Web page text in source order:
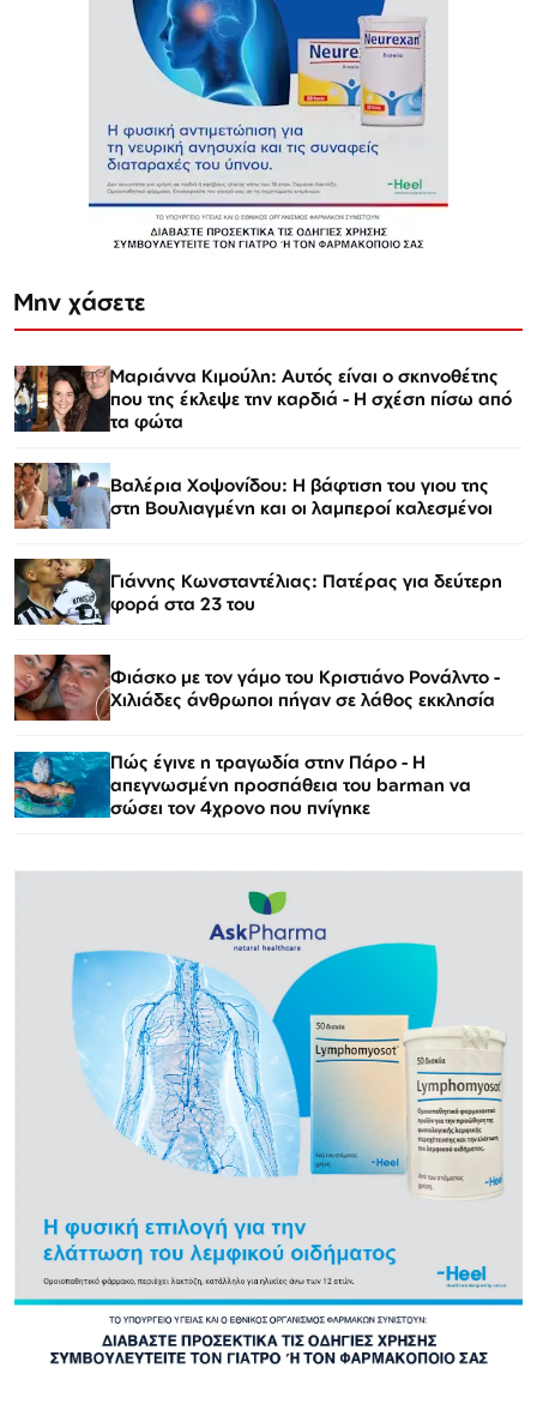
Μην χάσετε
Μαριάννα Κιμούλη: Αυτός είναι ο σκηνοθέτης
που της έκλεψε την καρδιά - Η σχέση πίσω από
τα φώτα
Βαλέρια Χοψονίδου: Η βάφτιση του γιου της
στη Βουλιαγμένη και οι λαμπεροί καλεσμένοι
Γιάννης Κωνσταντέλιας: Πατέρας για δεύτερη
φορά στα 23 του
Φιάσκο με τον γάμο του Κριστιάνο Ρονάλντο -
Χιλιάδες άνθρωποι πήγαν σε λάθος εκκλησία
Πώς έγινε η τραγωδία στην Πάρο - Η
απεγνωσμένη προσπάθεια του barman να
σώσει τον 4χρονο που πνίγηκε